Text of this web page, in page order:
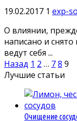
19.02.2017 1 exp-
О влиянии,
написано и
ведут себя ...
Пагинация
записей
Назад 1 2 … 78 9
Лучшие статьи
Очищение